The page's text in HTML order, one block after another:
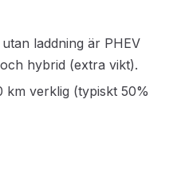
utan laddning är PHEV
hybrid (extra vikt).
km verklig (typiskt 50%